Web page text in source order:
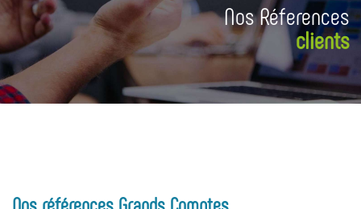
Nos Réferences
clients
Nos références Grands Comptes